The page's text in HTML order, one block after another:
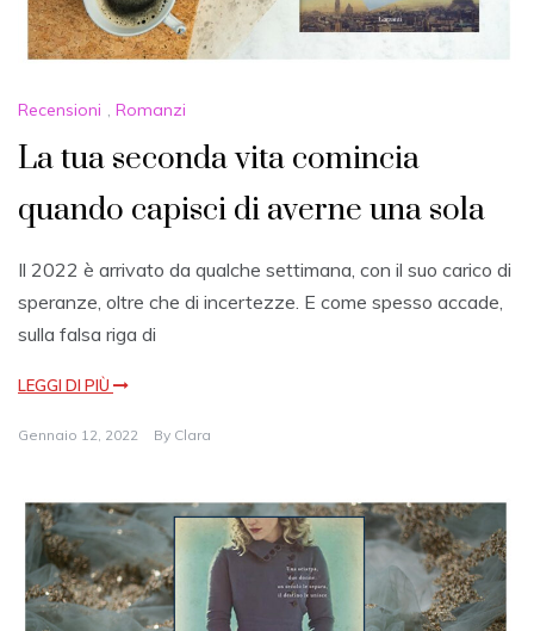
Recensioni , Romanzi
La tua seconda vita comincia
quando capisci di averne una sola
Il 2022 è arrivato da qualche settimana, con il suo carico di
speranze, oltre che di incertezze. E come spesso accade,
sulla falsa riga di
LEGGI DI PIÙ
Gennaio 12, 2022 By Clara